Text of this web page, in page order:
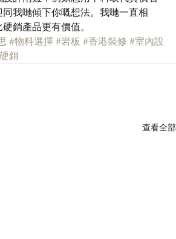
我哋傾下你嘅想法。我哋一直相
銷產品更有價值。
#物料選擇 #岩板 #香港裝修 #室內設
銷
查看全部